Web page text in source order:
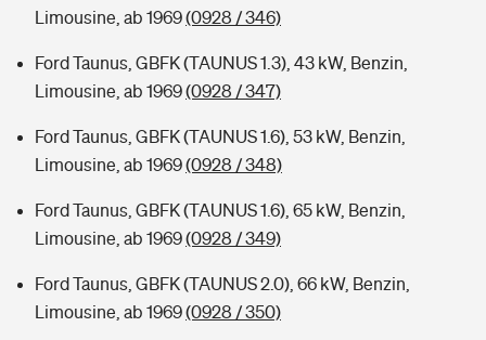
Limousine, ab 1969(0928 / 346)
Ford Taunus, GBFK (TAUNUS 1.3), 43 kW, Benzin,
Limousine, ab 1969(0928 / 347)
Ford Taunus, GBFK (TAUNUS 1.6), 53 kW, Benzin,
Limousine, ab 1969(0928 / 348)
Ford Taunus, GBFK (TAUNUS 1.6), 65 kW, Benzin,
Limousine, ab 1969(0928 / 349)
Ford Taunus, GBFK (TAUNUS 2.0), 66 kW, Benzin,
Limousine, ab 1969(0928 / 350)